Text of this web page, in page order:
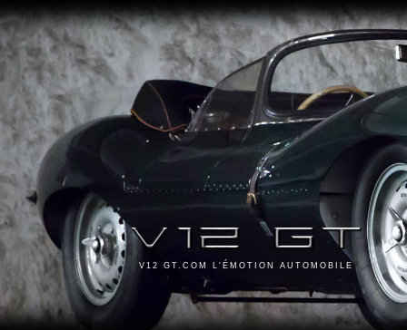
V12 GT.COM L'ÉMOTION AUTOMOBILE